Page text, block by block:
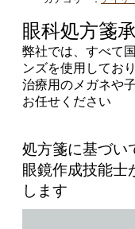
眼科処方箋
弊社では、すべて
ンズを使用してお
治療用の メガネや
お任せください
処方箋に基づい
眼鏡作成技能士
します